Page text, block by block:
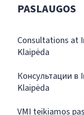
PASLAUGOS
Consultations at
Klaipėda
Консультации в
Klaipėda
VMI teikiamos